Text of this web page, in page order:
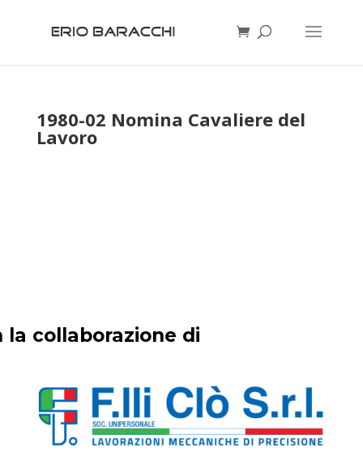
1980-02 Nomina Cavaliere del
Lavoro
la collaborazione di